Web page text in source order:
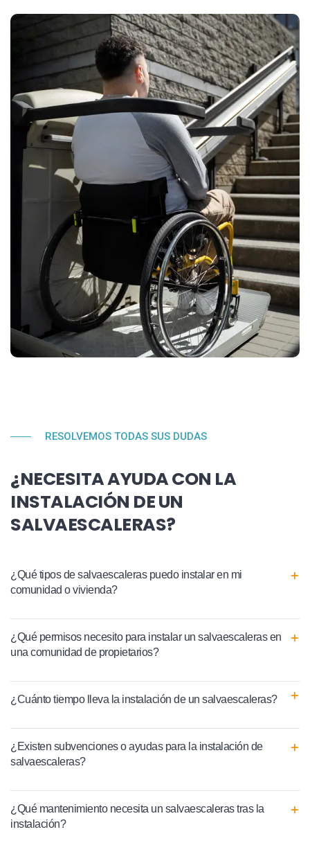
RESOLVEMOS TODAS SUS DUDAS
¿NECESITA AYUDA CON LA
INSTALACIÓN DE UN
SALVAESCALERAS?
¿Qué tipos de salvaescaleras puedo instalar en mi
comunidad o vivienda?
¿Qué permisos necesito para instalar un salvaescaleras en
una comunidad de propietarios?
¿Cuánto tiempo lleva la instalación de un salvaescaleras?
¿Existen subvenciones o ayudas para la instalación de
salvaescaleras?
¿Qué mantenimiento necesita un salvaescaleras tras la
instalación?